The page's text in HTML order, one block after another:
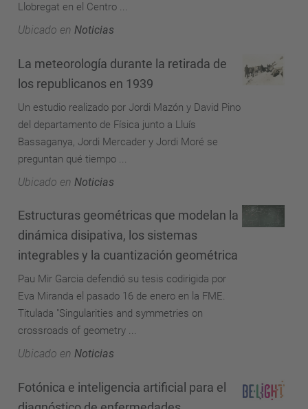
Llobregat en el Centro ...
Ubicado en Noticias
La meteorología durante la retirada de
los republicanos en 1939
Un estudio realizado por Jordi Mazón y David Pino
del departamento de Física junto a Lluís
Bassaganya, Jordi Mercader y Jordi Moré se
preguntan qué tiempo ...
Ubicado en Noticias
Estructuras geométricas que modelan la
dinámica disipativa, los sistemas
integrables y la cuantización geométrica
Pau Mir Garcia defendió su tesis codirigida por
Eva Miranda el pasado 16 de enero en la FME.
Titulada "Singularities and symmetries on
crossroads of geometry ...
Ubicado en Noticias
Fotónica e inteligencia artificial para el